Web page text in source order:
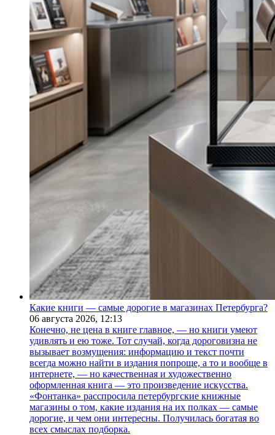
Какие книги — самые дорогие в магазинах Петербурга?
06 августа 2026, 12:13
Конечно, не цена в книге главное, — но книги умеют
удивлять и ею тоже. Тот случай, когда дороговизна не
вызывает возмущения: информацию и текст почти
всегда можно найти в издания попроще, а то и вообще в
интернете, — но качественная и художественно
оформленная книга — это произведение искусства.
«Фонтанка» расспросила петербургские книжные
магазины о том, какие издания на их полках — самые
дорогие, и чем они интересны. Получилась богатая во
всех смыслах подборка.